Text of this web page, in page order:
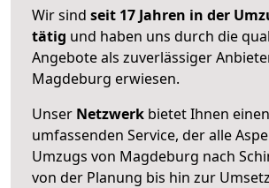
Wir sind seit 17 Jahren in der
tätig und haben uns durch die
Angebote als zuverlässiger
Magdeburg erwiesen.
Unser Netzwerk bietet Ihnen einen
umfassenden Service, der alle
Umzugs von Magdeburg nach
von der Planung bis hin zur